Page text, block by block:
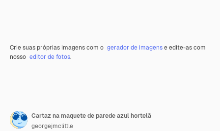
Crie suas próprias imagens com o gerador de imagense edite-as com
nosso editor de fotos.
Cartaz na maquete de parede azul hortelã
georgejmclittle